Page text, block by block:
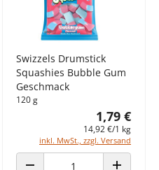
Swizzels Drumstick
Squashies Bubble Gum
Geschmack
120 g
1,79 €
14,92 €/1 kg
inkl. MwSt., zzgl. Versand